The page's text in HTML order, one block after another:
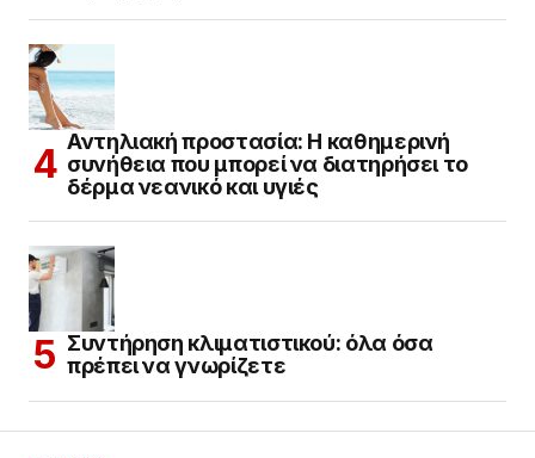
Αντηλιακή προστασία: Η καθημερινή
συνήθεια που μπορεί να διατηρήσει το
δέρμα νεανικό και υγιές
Συντήρηση κλιματιστικού: όλα όσα
πρέπει να γνωρίζετε